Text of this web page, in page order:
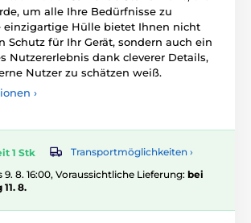
um alle Ihre Bedürfnisse zu
einzigartige Hülle bietet Ihnen nicht
Schutz für Ihr Gerät, sondern auch ein
Nutzererlebnis dank cleverer Details,
Nutzer zu schätzen weiß.
›
1 Stk
Transportmöglichkeiten ›
8. 16:00, Voraussichtliche Lieferung: bei
8.